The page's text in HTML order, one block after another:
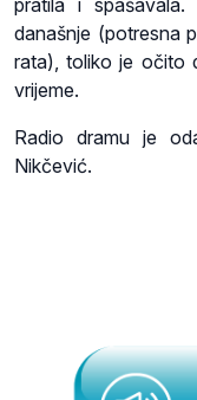
današnje (potresna
rata), toliko je očito
vrijeme.
Radio dramu je
Nikčević.